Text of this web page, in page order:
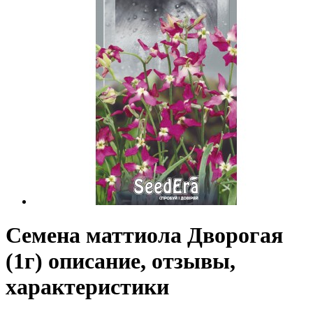
Семена маттиола Дворогая
(1г) описание, отзывы,
характеристики